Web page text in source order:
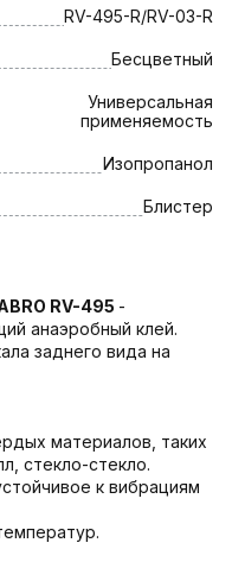
RV-495-R/RV-03-R
Бесцветный
Универсальная
применяемость
Изопропанол
Блистер
RV-495 -
анаэробный клей.
заднего вида на
материалов, таких
стекло-стекло.
к вибрациям